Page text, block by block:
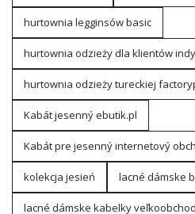
hurtownia legginsów basic
hurtownia odzieży dla klientów
hurtownia odzieży tureckiej
Kabát jesenný ebutik.pl
Kabát pre jesenný internetový
kolekcja jesień lacné dámske
lacné dámske kabelky veľkoobchod